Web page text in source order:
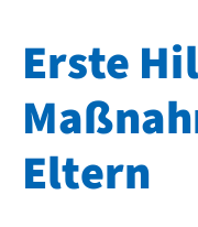
Erste
Eltern